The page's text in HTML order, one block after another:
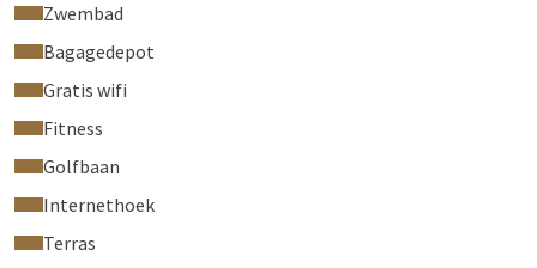
Zwembad
Bagagedepot
Gratis wifi
Fitness
Golfbaan
Internethoek
Terras